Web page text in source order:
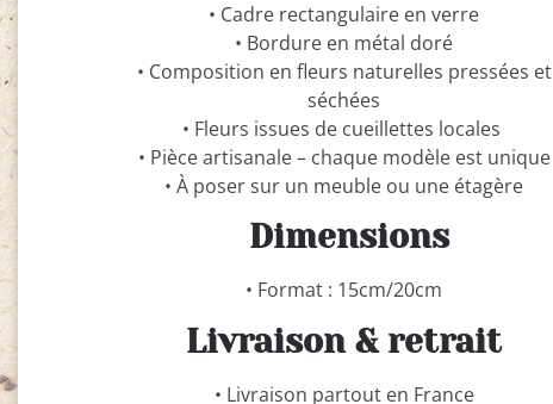
• Cadre rectangulaire en verre
• Bordure en métal doré
• Composition en fleurs naturelles pressées et
séchées
• Fleurs issues de cueillettes locales
• Pièce artisanale – chaque modèle est unique
• À poser sur un meuble ou une étagère
Dimensions
• Format : 15cm/20cm
Livraison & retrait
• Livraison partout en France